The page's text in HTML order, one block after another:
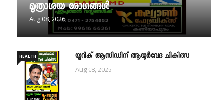
മൂത്രാശയ രോഗങ്ങൾ
Aug 08, 2026
HEALTH യൂറിക് ആസിഡിന് ആയുർവേദ ചികിത്സ
Aug 08, 2026